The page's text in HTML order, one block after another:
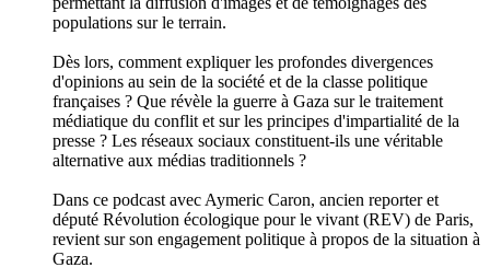
populations sur le terrain.
Dès lors, comment expliquer les profondes divergences
d'opinions au sein de la société et de la classe politique
françaises ? Que révèle la guerre à Gaza sur le traitement
médiatique du conflit et sur les principes d'impartialité de la
presse ? Les réseaux sociaux constituent-ils une véritable
alternative aux médias traditionnels ?
Dans ce podcast avec Aymeric Caron, ancien reporter et
député Révolution écologique pour le vivant (REV) de Paris,
revient sur son engagement politique à propos de la situation à
Gaza.